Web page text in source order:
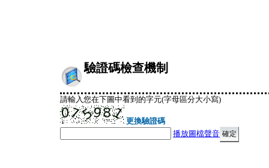
驗證碼檢查機制
請輸入您在下圖中看到的字元(字母區分大小寫)
更換驗證碼
播放圖檔聲音